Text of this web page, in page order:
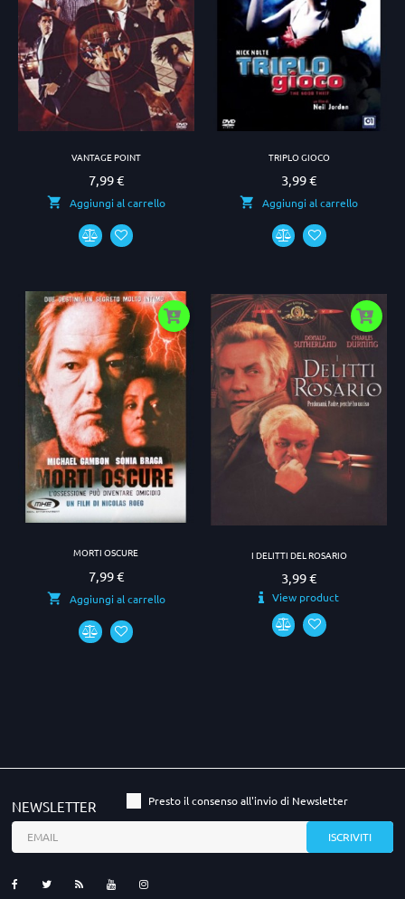
VANTAGE POINT
Prezzo
7,99 €
Aggiungi al carrello
TRIPLO GIOCO
Prezzo
3,99 €
Aggiungi al carrello
MORTI OSCURE
Prezzo
7,99 €
Aggiungi al carrello
I DELITTI DEL ROSARIO
Prezzo
3,99 €
View product
NEWSLETTER Presto il consenso all'invio di Newsletter